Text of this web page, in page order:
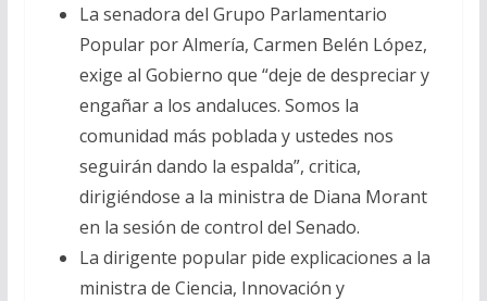
La senadora del Grupo Parlamentario
Popular por Almería, Carmen Belén López,
exige al Gobierno que “deje de despreciar y
engañar a los andaluces. Somos la
comunidad más poblada y ustedes nos
seguirán dando la espalda”, critica,
dirigiéndose a la ministra de Diana Morant
en la sesión de control del Senado.
La dirigente popular pide explicaciones a la
ministra de Ciencia, Innovación y